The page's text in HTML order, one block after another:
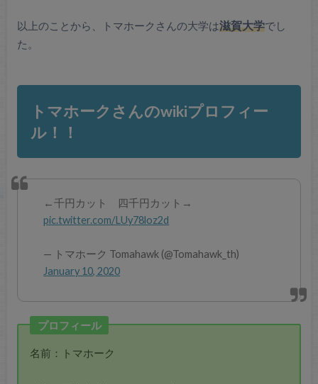
以上のことから、トマホークさんの大学は滋賀大学でし
た。
トマホークさんのwikiプロフィー
ル！！
←千円カット 四千円カット→
pic.twitter.com/LUy78loz2d
— トマホーク Tomahawk (@Tomahawk_th)
January 10, 2020
プロフィール
名前：トマホーク